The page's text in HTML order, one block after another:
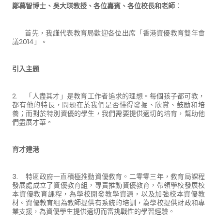
鄭慕智博士、吳大琪教授、各位嘉賓、各位校長和老師 ：
首先，我謹代表教育局歡迎各位出席「香港資優教育雙年會
議2014」。
引入主題
2. 「人盡其才」是教育工作者追求的理想。每個孩子都可教，
都有他的特長，問題在於我們是否懂得發掘、欣賞、鼓勵和培
養；而對於特別資優的學生，我們需要提供適切的培育，幫助他
們盡展才華。
育才建港
3. 特區政府一直積極推動資優教育。二零零三年，教育局課程
發展處成立了資優教育組，專責推動資優教育，帶領學校發展校
本資優教育課程，為學校開發教學資源，以及加強校本資優教
材。資優教育組為教師提供有系統的培訓，為學校提供財政和專
業支援，為資優學生提供適切而富挑戰性的學習經驗。